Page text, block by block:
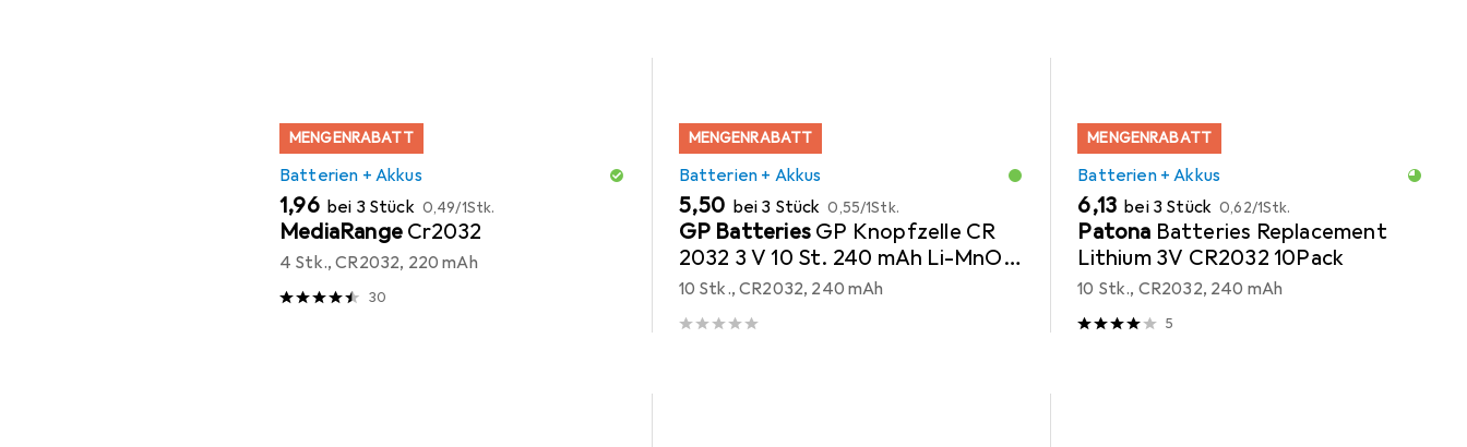
MENGENRABATT
Batterien + Akkus
EUR
1,96 bei 3 Stück EUR
0,49/1Stk.
MediaRange Cr2032
4 Stk., CR2032, 220 mAh
30
MENGENRABATT
Batterien + Akkus
EUR
5,50 bei 3 Stück EUR
0,55/1Stk.
GP Batteries GP Knopfzelle CR
2032 3 V 10 St. 240 mAh Li-MnO2
GP Ultra Plus Batterie Lithium
10 Stk., CR2032, 240 mAh
MENGENRABATT
Batterien + Akkus
EUR
6,13 bei 3 Stück EUR
0,62/1Stk.
Patona Batteries Replacement
Lithium 3V CR2032 10Pack
10 Stk., CR2032, 240 mAh
5